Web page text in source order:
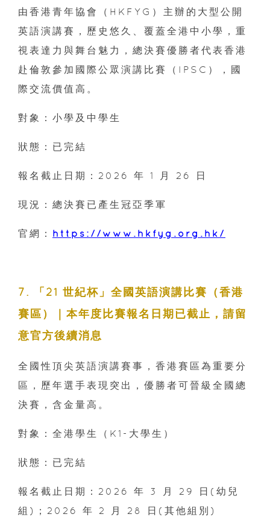
由香港青年協會（HKFYG）主辦的大型公開
英語演講賽，歷史悠久、覆蓋全港中小學，重
視表達力與舞台魅力，總決賽優勝者代表香港
赴倫敦參加國際公眾演講比賽（IPSC），國
際交流價值高。
對象：小學及中學生
狀態：已完結
報名截止日期：2026 年 1 月 26 日
現況：總決賽已產生冠亞季軍
官網： https://www.hkfyg.org.hk/
7. 「21 世紀杯」全國英語演講比賽（香港
賽區）｜本年度比賽報名日期已截止，請留
意官方後續消息
全國性頂尖英語演講賽事，香港賽區為重要分
區，歷年選手表現突出，優勝者可晉級全國總
決賽，含金量高。
對象：全港學生（K1-大學生）
狀態：已完結
報名截止日期：2026 年 3 月 29 日(幼兒
組)；2026 年 2 月 28 日(其他組別)